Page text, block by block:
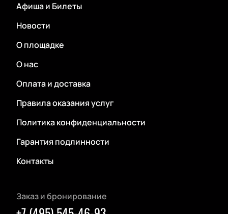
Афиша и Билеты
Новости
О площадке
О нас
Оплата и доставка
Правила оказания услуг
Политика конфиденциальности
Гарантия подлинности
Контакты
Заказ и бронирование